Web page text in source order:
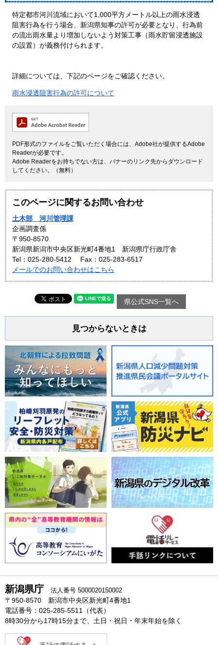
特定都市河川流域において1,000平方メートル以上の雨水浸透
阻害行為を行う場合、新潟県知事の許可が必要となり、行為前
の流出雨水量より増加しないよう対策工事（雨水貯留浸透施設
の設置）が義務付けられます。
詳細については、下記のページをご確認ください。
雨水浸透阻害行為の許可について
PDF形式のファイルをご覧いただく場合には、Adobe社が提供するAdobe
Readerが必要です。
Adobe Readerをお持ちでない方は、バナーのリンク先からダウンロード
してください。（無料）
このページに関するお問い合わせ
土木部 河川管理課
企画調査係
〒950-8570
新潟県新潟市中央区新光町4番地1 新潟県庁行政庁舎
Tel：025-280-5412
Fax：025-283-6517
メールでのお問い合わせはこちら
県公式SNS一覧へ
見つからないときは
新潟県庁 法人番号 5000020150002
〒950-8570 新潟市中央区新光町4番地1
電話番号：025-285-5511（代表）
8時30分から17時15分まで、土日・祝日・年末年始を除く